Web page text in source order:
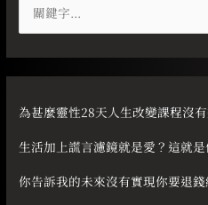
尋
關
字
為甚麼靈性28天人生改變課程沒有
生活加上謊言濾鏡就是愛？這就是
你告訴我的未來沒有實現你要退錢